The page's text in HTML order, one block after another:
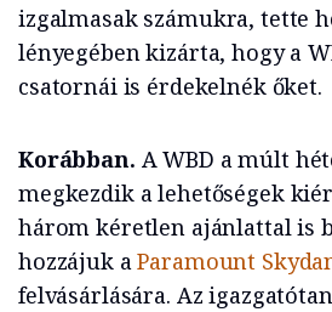
izgalmasak számukra, tette
lényegében kizárta, hogy a
csatornái is érdekelnék őket.
Korábban. A WBD a múlt
megkezdik a lehetőségek
három kéretlen ajánlattal is
hozzájuk aParamount
felvásárlására. Az